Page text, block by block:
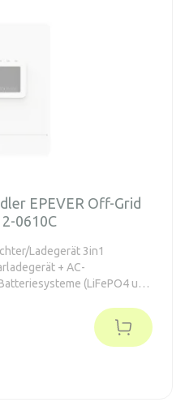
EPEVER Off-Grid
0610C
Ladegerät 3in1
+ AC-
(LiFePO4 und
Umschaltung < 10 ms –
Off-Grid-Systeme und als